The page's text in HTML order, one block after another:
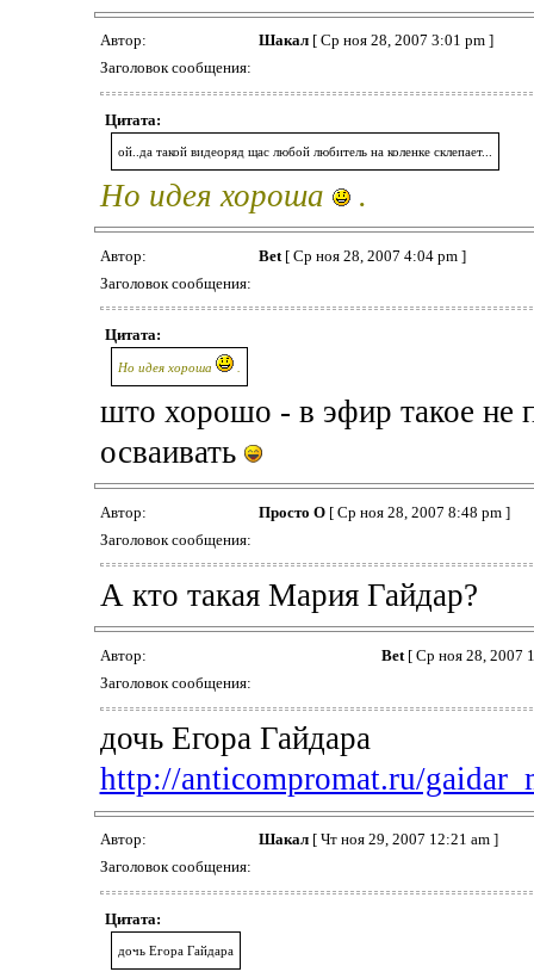
Автор: Шакал[ Ср ноя 28, 2007 3:01 pm ]
Заголовок сообщения:
Цитата:
ой..да такой видеоряд щас любой любитель на коленке склепает...
Но идея хороша .
Автор: Bet[ Ср ноя 28, 2007 4:04 pm ]
Заголовок сообщения:
Цитата:
Но идея хороша .
што хорошо - в эфир такое не
осваивать
Автор: Просто О[ Ср ноя 28, 2007 8:48 pm ]
Заголовок сообщения:
А кто такая Мария Гайдар?
Автор: Bet[ Ср ноя 28, 2007
Заголовок сообщения:
дочь Егора Гайдара
http://anticompromat.ru/
Автор: Шакал[ Чт ноя 29, 2007 12:21 am ]
Заголовок сообщения:
Цитата:
дочь Егора Гайдара